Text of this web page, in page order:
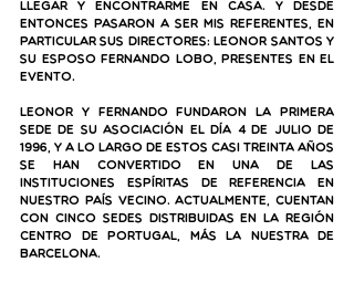
llegar y encontrarme en casa. Y desde
entonces pasaron a ser mis referentes, en
particular sus directores: Leonor Santos y
su esposo Fernando Lobo, presentes en el
evento.
Leonor y Fernando fundaron la primera
sede de su asociación el día 4 de julio de
1996, y a lo largo de estos casi treinta años
se han convertido en una de las
instituciones espíritas de referencia en
nuestro país vecino. Actualmente, cuentan
con cinco sedes distribuidas en la región
centro de Portugal, más la nuestra de
Barcelona.